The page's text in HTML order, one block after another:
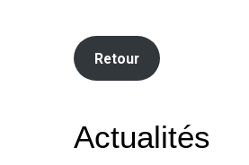
Retour
Actualités